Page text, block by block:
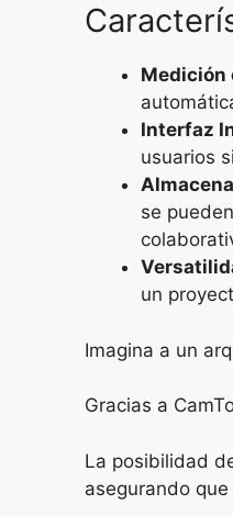
Medición
Interfaz
usuarios
se
un
Imagina a un
Gracias a
La posibilidad
asegurando